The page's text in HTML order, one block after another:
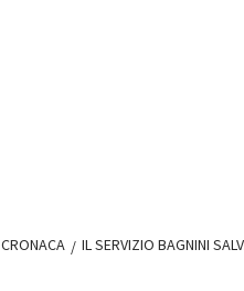
CRONACA IL SERVIZIO BAGNINI